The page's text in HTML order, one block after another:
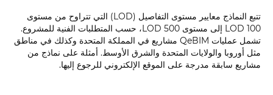
تتبع النماذج معايير مستوى التفاصيل (LOD) التي تتراوح من مستوى
LOD 100 إلى مستوى LOD 500، حسب المتطلبات الفنية للمشروع.
تشمل عمليات QeBIM مشاريع في المملكة المتحدة وكذلك في مناطق
مثل أوروبا والولايات المتحدة والشرق الأوسط. أمثلة على نماذج من
مشاريع سابقة مدرجة على الموقع الإلكتروني للرجوع إليها.